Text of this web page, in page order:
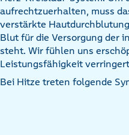
aufrechtzuerhalten, muss
verstärkte
Blut für die Versorgung der
steht. Wir fühlen uns
Leistungsfähigkeit
Bei Hitze treten folgende